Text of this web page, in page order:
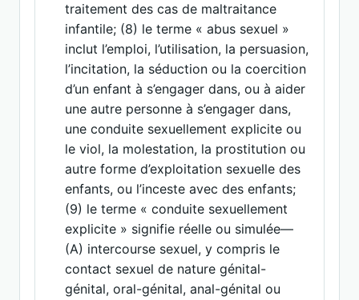
traitement des cas de maltraitance
infantile; (8) le terme « abus sexuel »
inclut l’emploi, l’utilisation, la persuasion,
l’incitation, la séduction ou la coercition
d’un enfant à s’engager dans, ou à aider
une autre personne à s’engager dans,
une conduite sexuellement explicite ou
le viol, la molestation, la prostitution ou
autre forme d’exploitation sexuelle des
enfants, ou l’inceste avec des enfants;
(9) le terme « conduite sexuellement
explicite » signifie réelle ou simulée—
(A) intercourse sexuel, y compris le
contact sexuel de nature génital-
génital, oral-génital, anal-génital ou